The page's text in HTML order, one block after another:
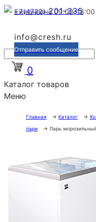
+7(4722)201-335
Ежедневно 09:00-18:00
info@cresh.ru
Отправить сообщение
0
Каталог товаров
Меню
Главная → Каталог →
лари
→ Ларь